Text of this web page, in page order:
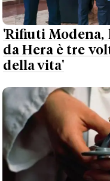
'Rifiuti Modena,
da Hera è tre
della vita'